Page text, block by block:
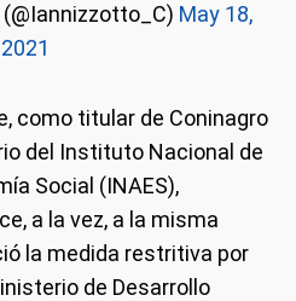
May 18,
2021
como titular de Coninagro
del Instituto Nacional de
Social (INAES),
a la vez, a la misma
la medida restritiva por
de Desarrollo